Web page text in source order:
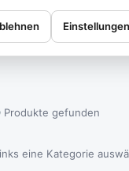
Einstellungen
Produkte gefunden
eine Kategorie